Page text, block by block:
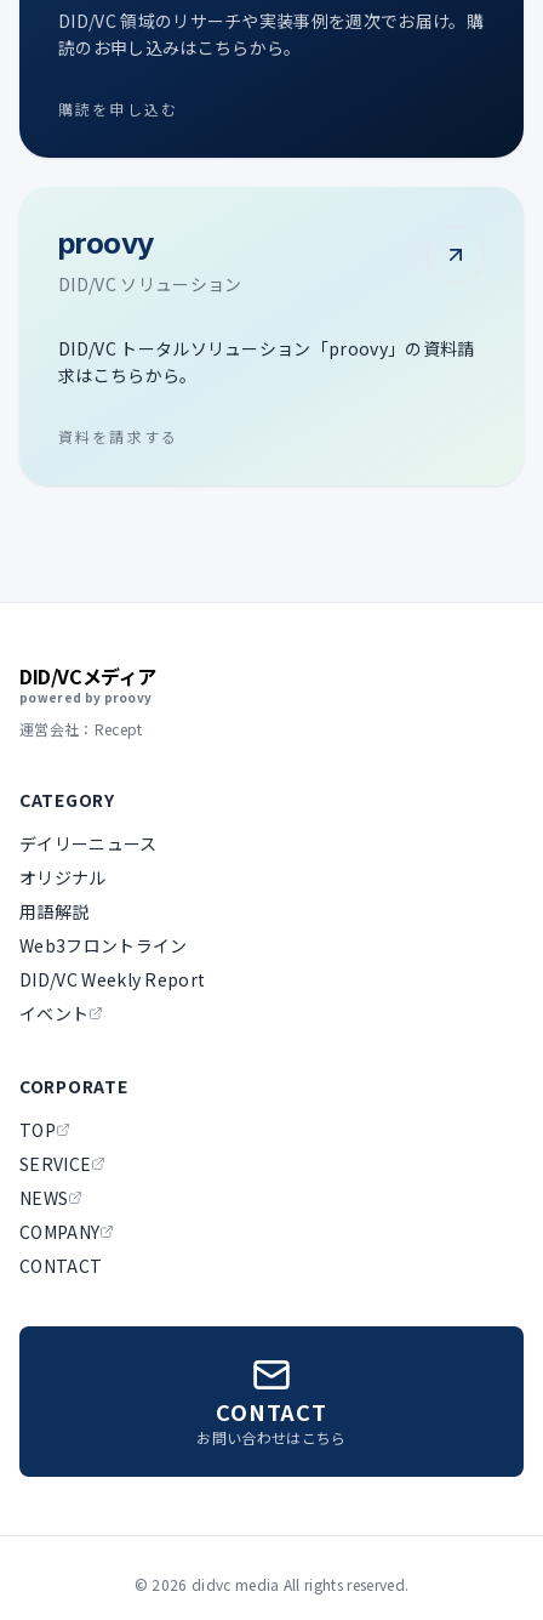
DID/VC 領域のリサーチや実装事例を週次でお届け。購
読のお申し込みはこちらから。
購読を申し込む
proovy
DID/VC ソリューション
DID/VC トータルソリューション「proovy」の資料請
求はこちらから。
資料を請求する
DID/VCメディア
powered by proovy
運営会社：Recept
CATEGORY
デイリーニュース
オリジナル
用語解説
Web3フロントライン
DID/VC Weekly Report
イベント
CORPORATE
TOP
SERVICE
NEWS
COMPANY
CONTACT
CONTACT
お問い合わせはこちら
© 2026 didvc media All rights reserved.